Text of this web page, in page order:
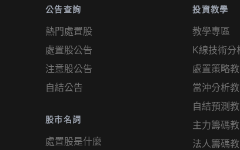
公告查詢
熱門處置股
處置股公告
注意股公告
自結公告
股市名詞
處置股是什麼
投資教學
教學專區
K線技術分
處置策略
當沖分析
自結預測
主力籌碼
法人籌碼